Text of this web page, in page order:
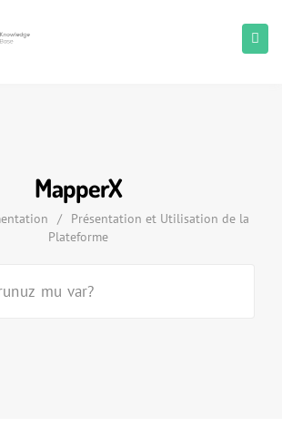
MapperX
/
Présentation et Utilisation de la
Plateforme